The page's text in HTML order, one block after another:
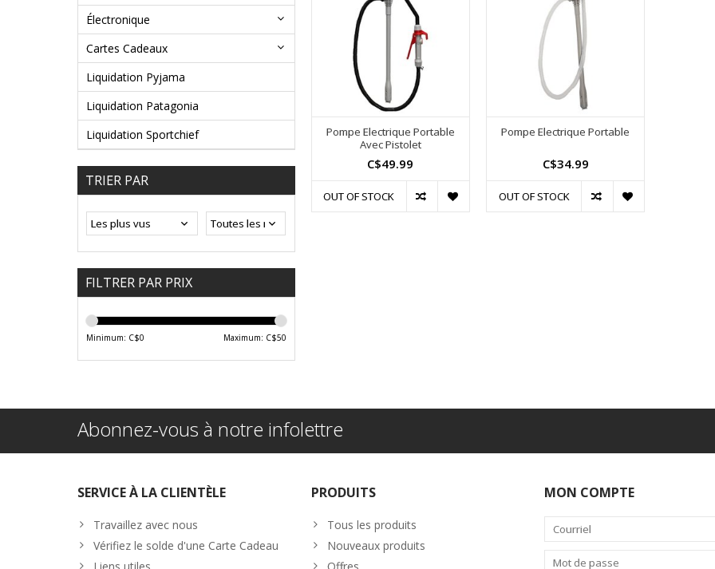
Électronique
Cartes Cadeaux
Liquidation Pyjama
Liquidation Patagonia
Liquidation Sportchief
TRIER PAR
FILTRER PAR PRIX
Minimum: C$0 Maximum: C$50
Pompe Electrique Portable
Avec Pistolet
C$49.99
OUT OF STOCK
Pompe Electrique Portable
C$34.99
OUT OF STOCK
Abonnez-vous à notre infolettre
SERVICE À LA CLIENTÈLE
Travaillez avec nous
Vérifiez le solde d'une Carte Cadeau
PRODUITS
Tous les produits
Nouveaux produits
MON COMPTE